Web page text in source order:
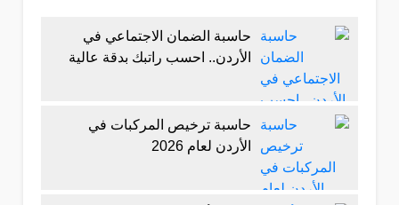
حاسبة الضمان الاجتماعي في
الأردن.. احسب راتبك بدقة عالية
حاسبة ترخيص المركبات في
الأردن لعام 2026